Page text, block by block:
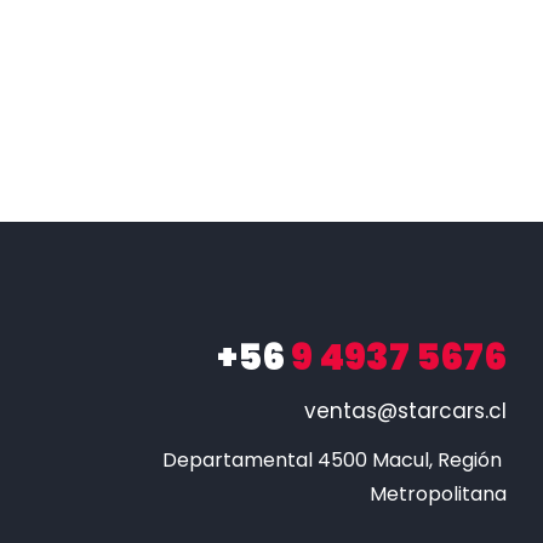
+569 4937 5676
ventas@starcars.cl
Departamental 4500 Macul, Región
Metropolitana